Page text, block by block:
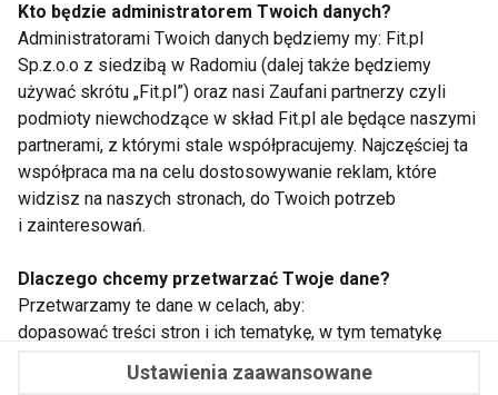
WSPÓŁPRACA
REDAKCJA
PRYWATNOŚĆ
Cookies
Newsletter
Fit.pl © 2026 Wszystkie prawa zastrzeżone.
Kto będzie administratorem Twoich danych?
Administratorami Twoich danych będziemy my: Fit.pl
Sp.z.o.o z siedzibą w Radomiu (dalej także będziemy
używać skrótu „Fit.pl”) oraz nasi Zaufani partnerzy czyli
podmioty niewchodzące w skład Fit.pl ale będące naszymi
partnerami, z którymi stale współpracujemy. Najczęściej ta
współpraca ma na celu dostosowywanie reklam, które
widzisz na naszych stronach, do Twoich potrzeb
i zainteresowań.
Dlaczego chcemy przetwarzać Twoje dane?
Przetwarzamy te dane w celach, aby:
dopasować treści stron i ich tematykę, w tym tematykę
ukazujących się tam materiałów do Twoich zainteresowań
oraz do przeprowadzania konkursów z nagrodami,
Ustawienia zaawansowane